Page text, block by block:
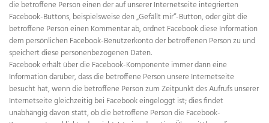
die betroffene Person einen der auf unserer Internetseite integrierten
Facebook-Buttons, beispielsweise den „Gefällt mir“-Button, oder gibt die
betroffene Person einen Kommentar ab, ordnet Facebook diese Information
dem persönlichen Facebook-Benutzerkonto der betroffenen Person zu und
speichert diese personenbezogenen Daten.
Facebook erhält über die Facebook-Komponente immer dann eine
Information darüber, dass die betroffene Person unsere Internetseite
besucht hat, wenn die betroffene Person zum Zeitpunkt des Aufrufs unserer
Internetseite gleichzeitig bei Facebook eingeloggt ist; dies findet
unabhängig davon statt, ob die betroffene Person die Facebook-